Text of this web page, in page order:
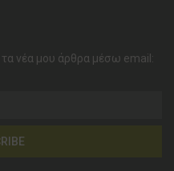
τα νέα μου άρθρα μέσω email: